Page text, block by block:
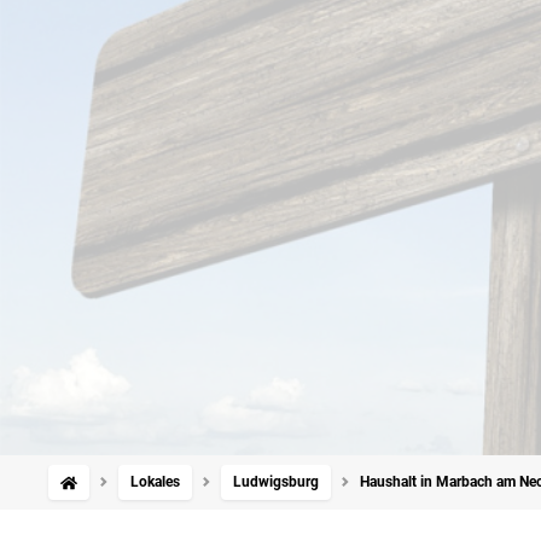
Lokales Ludwigsburg Haushalt in Marbach am